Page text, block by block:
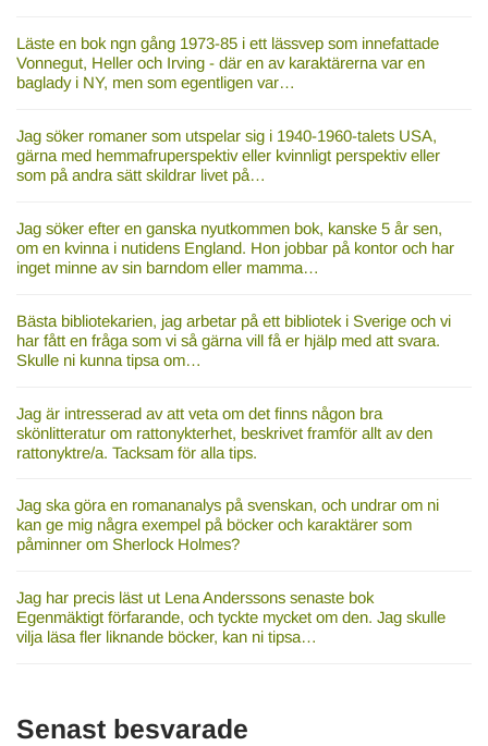
Läste en bok ngn gång 1973-85 i ett lässvep som innefattade
Vonnegut, Heller och Irving - där en av karaktärerna var en
baglady i NY, men som egentligen var…
Jag söker romaner som utspelar sig i 1940-1960-talets USA,
gärna med hemmafruperspektiv eller kvinnligt perspektiv eller
som på andra sätt skildrar livet på…
Jag söker efter en ganska nyutkommen bok, kanske 5 år sen,
om en kvinna i nutidens England. Hon jobbar på kontor och har
inget minne av sin barndom eller mamma…
Bästa bibliotekarien, jag arbetar på ett bibliotek i Sverige och vi
har fått en fråga som vi så gärna vill få er hjälp med att svara.
Skulle ni kunna tipsa om…
Jag är intresserad av att veta om det finns någon bra
skönlitteratur om rattonykterhet, beskrivet framför allt av den
rattonyktre/a. Tacksam för alla tips.
Jag ska göra en romananalys på svenskan, och undrar om ni
kan ge mig några exempel på böcker och karaktärer som
påminner om Sherlock Holmes?
Jag har precis läst ut Lena Anderssons senaste bok
Egenmäktigt förfarande, och tyckte mycket om den. Jag skulle
vilja läsa fler liknande böcker, kan ni tipsa…
Senast besvarade